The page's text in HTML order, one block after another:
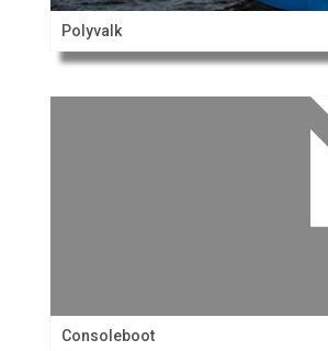
Polyvalk
Consoleboot